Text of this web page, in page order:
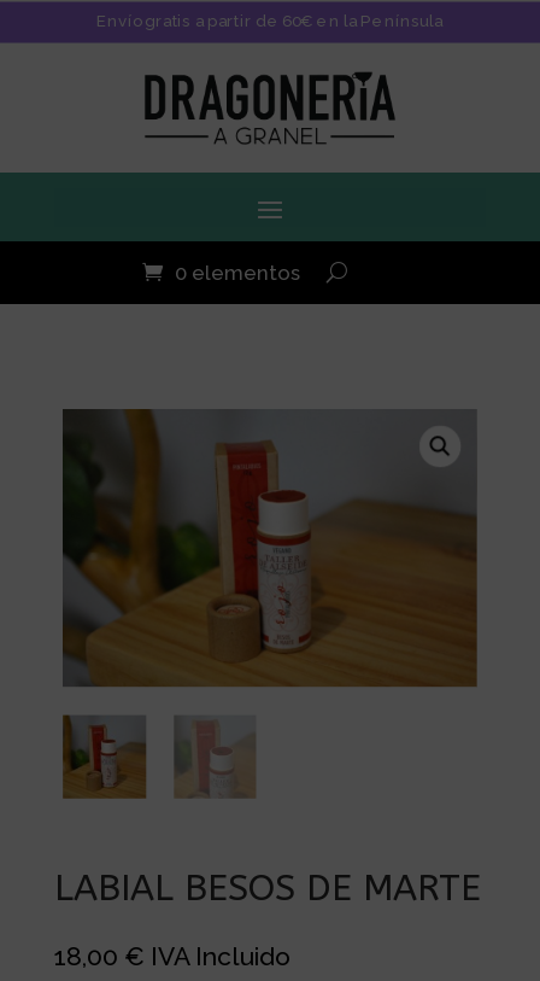
Envío gratis a partir de 60€ en la Península
0 elementos
LABIAL BESOS DE MARTE
18,00 € IVA Incluido